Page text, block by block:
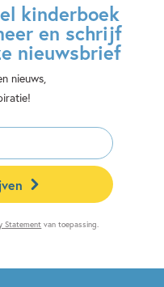
kinderboek
en schrijf
nieuwsbrief
nieuws,
Statement van toepassing.